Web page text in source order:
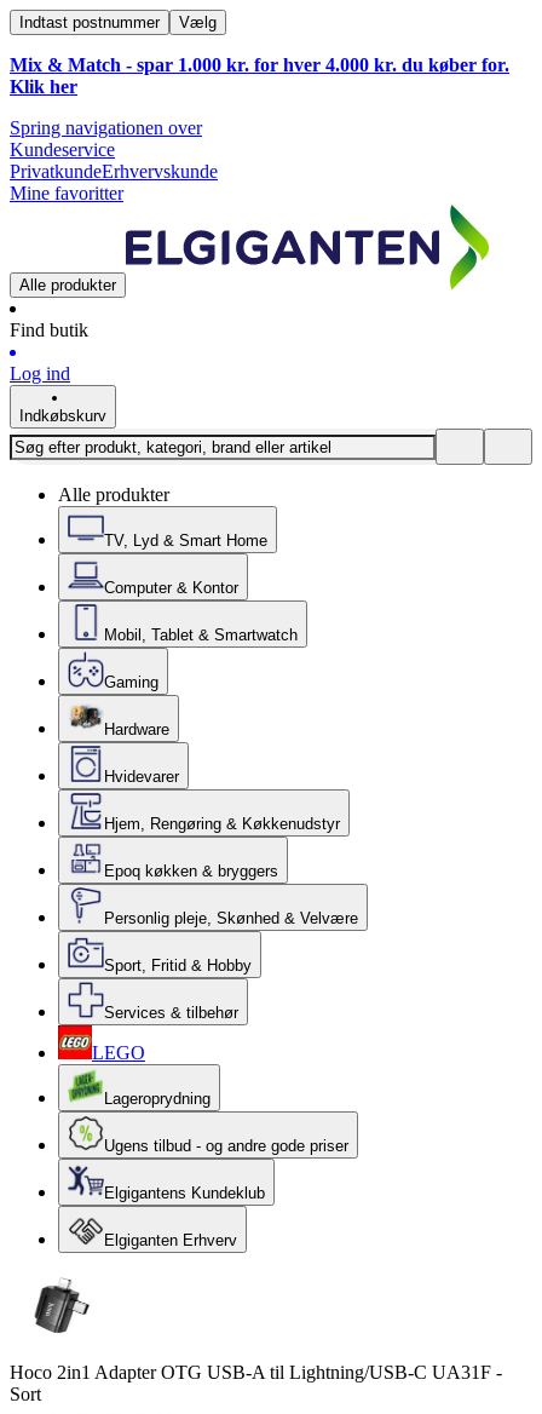
Indtast postnummer Vælg
Mix & Match - spar 1.000 kr. for hver 4.000 kr. du køber for.
Klik her
Spring navigationen over
Kundeservice
PrivatkundeErhvervskunde
Mine favoritter
Alle produkter
Find butik
Log ind
Indkøbskurv
Alle produkter
TV, Lyd & Smart Home
Computer & Kontor
Mobil, Tablet & Smartwatch
Gaming
Hardware
Hvidevarer
Hjem, Rengøring & Køkkenudstyr
Epoq køkken & bryggers
Personlig pleje, Skønhed & Velvære
Sport, Fritid & Hobby
Services & tilbehør
LEGO
Lageroprydning
Ugens tilbud - og andre gode priser
Elgigantens Kundeklub
Elgiganten Erhverv
Hoco 2in1 Adapter OTG USB-A til Lightning/USB-C UA31F -
Sort